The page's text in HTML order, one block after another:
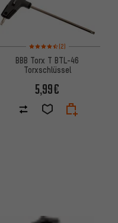
Bewertungen: 4,5 von 5
(2)
BBB Torx T BTL-46
Torxschlüssel
5,99€